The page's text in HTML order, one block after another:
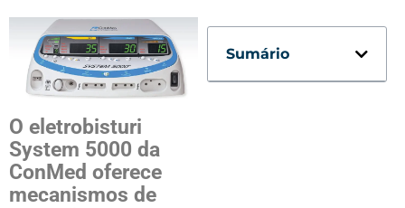
O eletrobisturi
System 5000 da
ConMed oferece
mecanismos de
Sumário